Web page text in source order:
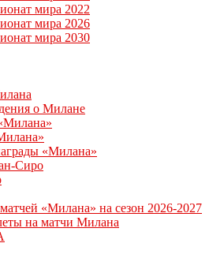
мира 2022
мира 2026
мира 2030
о Милане
«Милана»
Сиро
«Милана» на сезон 2026-2027
на матчи Милана